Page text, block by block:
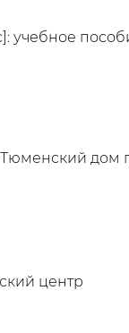
учебное
дом
центр